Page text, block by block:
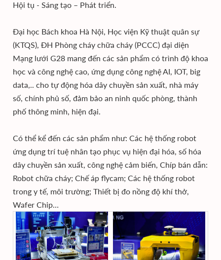
Hội tụ - Sáng tạo – Phát triển.
Đại học Bách khoa Hà Nội, Học viện Kỹ thuật quân sự
(KTQS), ĐH Phòng cháy chữa cháy (PCCC) đại diện
Mạng lưới G28 mang đến các sản phẩm có trình độ khoa
học và công nghệ cao, ứng dụng công nghệ AI, IOT, big
data,.. cho tự động hóa dây chuyền sản xuất, nhà máy
số, chính phủ số, đảm bảo an ninh quốc phòng, thành
phố thông minh, hiện đại.
Có thể kể đến các sản phẩm như: Các hệ thống robot
ứng dụng trí tuệ nhân tạo phục vụ hiện đại hóa, số hóa
dây chuyền sản xuất, công nghệ cảm biến, Chíp bán dẫn:
Robot chữa cháy; Chế áp flycam; Các hệ thống robot
trong y tế, môi trường; Thiết bị đo nồng độ khí thở,
Wafer Chip…